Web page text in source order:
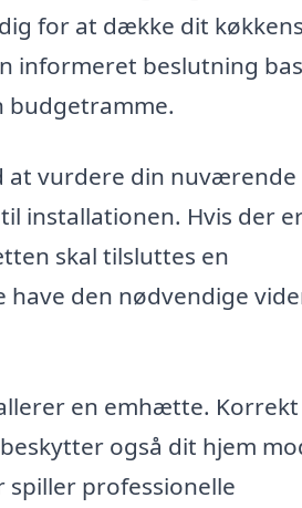
for at dække dit køkkens
informeret beslutning
budgetramme.
at vurdere din nuværende
installationen. Hvis der
skal tilsluttes en
den nødvendige
en emhætte. Korrekt
også dit hjem
professionelle